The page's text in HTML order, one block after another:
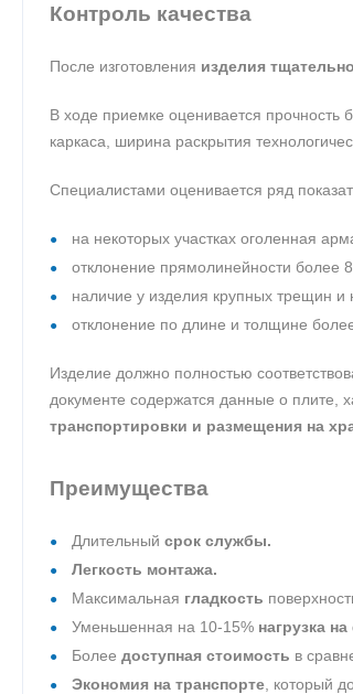
Контроль качества
После изготовления изделия
В ходе приемке оценивается прочность
каркаса, ширина раскрытия
Специалистами оценивается ряд
на некоторых участках оголенная
отклонение прямолинейности более
наличие у изделия крупных трещин и
отклонение по длине и толщине
Изделие должно полностью
документе содержатся данные о плите,
транспортировки и размещения на
Преимущества
Длительный срок службы.
Легкость монтажа.
Максимальная гладкость
Уменьшенная на 10-15% нагрузка
Более доступная стоимость в
Экономия на транспорте , который